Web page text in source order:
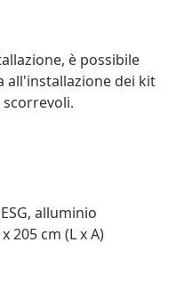
è possibile
all'installazione dei kit
alluminio
205 cm (L x A)